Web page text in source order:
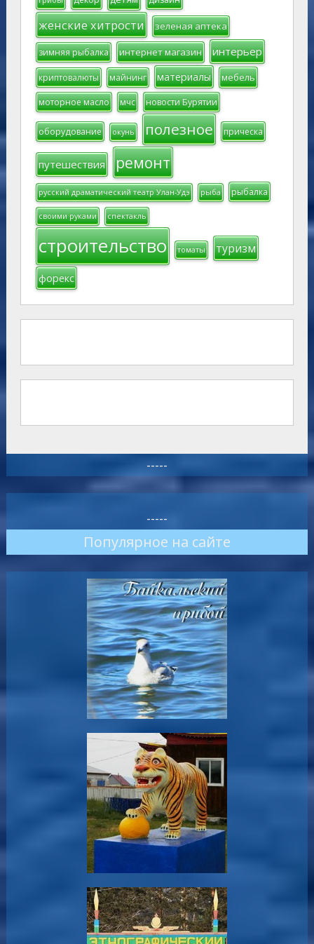
женские хитрости зеленая аптека
зимняя рыбалка интернет магазин интерьер
криптовалюты майнинг материалы мебель
моторное масло мчс новости Бурятии
оборудование окунь полезное прическа
путешествия ремонт
русский драматический театр Улан-Удэ рыба рыбалка
своими руками спектакль
строительство томаты туризм
форекс
-----
-----
Популярное на сайте